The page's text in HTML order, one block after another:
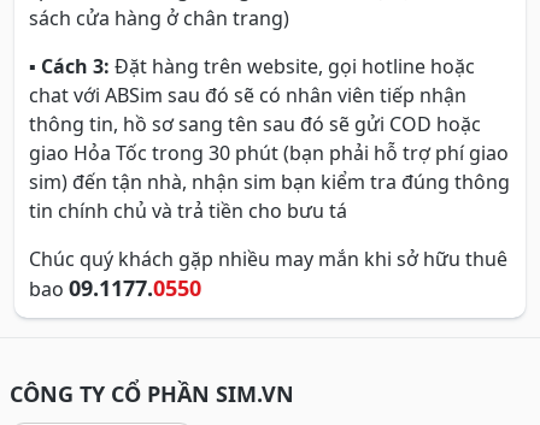
sách cửa hàng ở chân trang)
▪ Cách 3: Đặt hàng trên website, gọi hotline hoặc
chat với ABSim sau đó sẽ có nhân viên tiếp nhận
thông tin, hồ sơ sang tên sau đó sẽ gửi COD hoặc
giao Hỏa Tốc trong 30 phút (bạn phải hỗ trợ phí giao
sim) đến tận nhà, nhận sim bạn kiểm tra đúng thông
tin chính chủ và trả tiền cho bưu tá
Chúc quý khách gặp nhiều may mắn khi sở hữu thuê
bao 09.1177.0550
CÔNG TY CỔ PHẦN SIM.VN